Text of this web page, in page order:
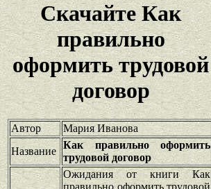
Скачайте Как
правильно
оформить трудовой
договор
Автор
Мария Иванова
Название
Как правильно оформить
трудовой договор
Ожидания от книги Как
правильно оформить трудовой